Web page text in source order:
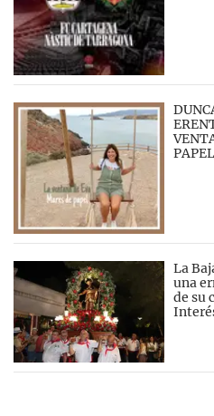
PAPEL
La
una
de su